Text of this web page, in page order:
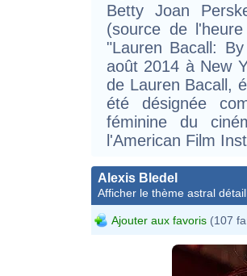
Betty Joan
(source de
"Lauren Bacall:
août 2014 à New
de Lauren Bacall,
été désignée
féminine du
l'American Film
Alexis Bledel
Afficher le thème astral
Ajouter aux favoris (107